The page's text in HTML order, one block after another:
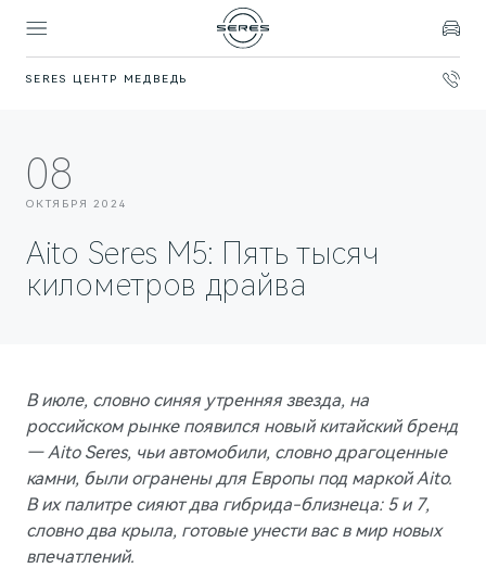
SERES
M5 Стильный спортивный кроссовер
от 5 800 000 ₽
ВЫБОР И ПОКУПКА
Спецпредложения
Записаться на тест-драйв
Корпоративным клиентам
ПРАВОВАЯ ИНФОРМАЦИЯ
Правовые документы
СЕРВИС
Официальный сервис
Техническое обслуживание
ПОДДЕРЖКА
Помощь на дороге
Гарантия
Руководства по эксплуатации
О БРЕНДЕ
AITO SERES
О дилерском центре
Правовая информация
СОБЫТИЯ
Новости дилерского центра
Новости компании
SERES ЦЕНТР МЕДВЕДЬ
08
ОКТЯБРЯ 2024
Aito Seres М5: Пять тысяч
километров драйва
В июле, словно синяя утренняя звезда, на
российском рынке появился новый китайский бренд
— Aito Seres, чьи автомобили, словно драгоценные
камни, были огранены для Европы под маркой Aito.
В их палитре сияют два гибрида-близнеца: 5 и 7,
словно два крыла, готовые унести вас в мир новых
впечатлений.